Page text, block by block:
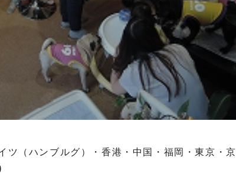
ツ（ハンブルグ）・香港・中国・福岡・東京・京